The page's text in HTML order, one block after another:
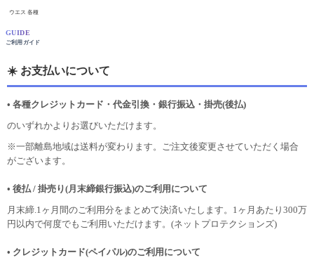
ウエス 各種
GUIDE
ご利用ガイド
☀️ お支払いについて
• 各種クレジットカード・代金引換・銀行振込・掛売(後払)
のいずれかよりお選びいただけます。
※一部離島地域は送料が変わります。ご注文後変更させていただく場合
がございます。
• 後払 / 掛売り(月末締銀行振込)のご利用について
月末締.1ヶ月間のご利用分をまとめて決済いたします。1ヶ月あたり300万
円以内で何度でもご利用いただけます。(ネットプロテクションズ)
• クレジットカード(ペイパル)のご利用について